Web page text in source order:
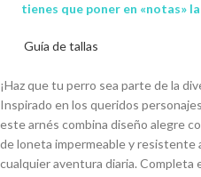
tienes que poner en «notas»
Guía de tallas
¡Haz que tu perro sea parte de la
Inspirado en los queridos
este arnés combina diseño alegre
de loneta impermeable y resistente
cualquier aventura diaria. Completa